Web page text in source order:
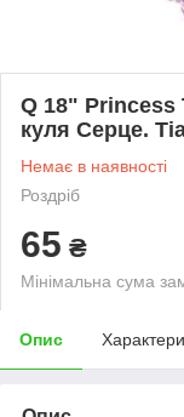
Q 18" Princess
куля Серце.
Немає в наявності
Роздріб
65 ₴
Мінімальна сума
Опис